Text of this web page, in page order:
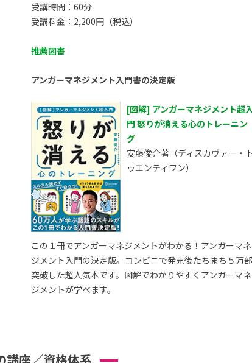
受講時間：60分
受講料金：2,200円（税込）
推薦図書
アンガーマネジメント入門書の決定版
[図解] アンガーマネジメント超
門 怒りが消える心のトレーニン
グ
安藤俊介著（ディスカヴァー・ト
ゥエンティワン）
この１冊でアンガーマネジメントがわかる！アンガーマネ
ジメント入門の決定版。コンビニで発売後たちまち５万部
突破した超人気本です。図解でわかりやすくアンガーマネ
ジメントが学べます。